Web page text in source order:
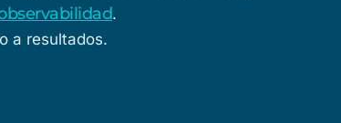
.
a resultados.